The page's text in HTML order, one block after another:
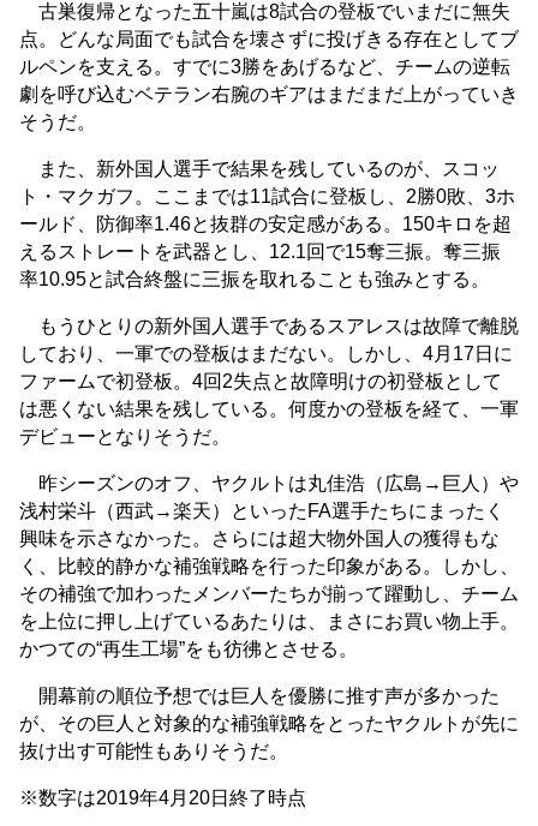
古巣復帰となった五十嵐は8試合の登板でいまだに無失
点。どんな局面でも試合を壊さずに投げきる存在としてブ
ルペンを支える。すでに3勝をあげるなど、チームの逆転
劇を呼び込むベテラン右腕のギアはまだまだ上がっていき
そうだ。
また、新外国人選手で結果を残しているのが、スコッ
ト・マクガフ。ここまでは11試合に登板し、2勝0敗、3ホ
ールド、防御率1.46と抜群の安定感がある。150キロを超
えるストレートを武器とし、12.1回で15奪三振。奪三振
率10.95と試合終盤に三振を取れることも強みとする。
もうひとりの新外国人選手であるスアレスは故障で離脱
しており、一軍での登板はまだない。しかし、4月17日に
ファームで初登板。4回2失点と故障明けの初登板として
は悪くない結果を残している。何度かの登板を経て、一軍
デビューとなりそうだ。
昨シーズンのオフ、ヤクルトは丸佳浩（広島→巨人）や
浅村栄斗（西武→楽天）といったFA選手たちにまったく
興味を示さなかった。さらには超大物外国人の獲得もな
く、比較的静かな補強戦略を行った印象がある。しかし、
その補強で加わったメンバーたちが揃って躍動し、チーム
を上位に押し上げているあたりは、まさにお買い物上手。
かつての“再生工場”をも彷彿とさせる。
開幕前の順位予想では巨人を優勝に推す声が多かった
が、その巨人と対象的な補強戦略をとったヤクルトが先に
抜け出す可能性もありそうだ。
※数字は2019年4月20日終了時点